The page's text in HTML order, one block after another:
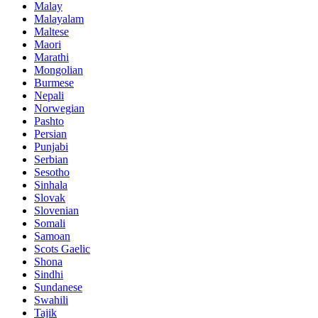
Malay
Malayalam
Maltese
Maori
Marathi
Mongolian
Burmese
Nepali
Norwegian
Pashto
Persian
Punjabi
Serbian
Sesotho
Sinhala
Slovak
Slovenian
Somali
Samoan
Scots Gaelic
Shona
Sindhi
Sundanese
Swahili
Tajik